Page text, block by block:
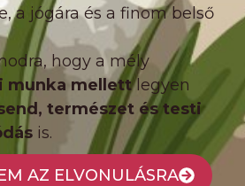
a jógára és a finom belső
hogy a mély
munka mellettlegyen
természet és testi
is.
AZ ELVONULÁSRA